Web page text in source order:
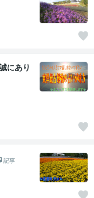
にあり
記事